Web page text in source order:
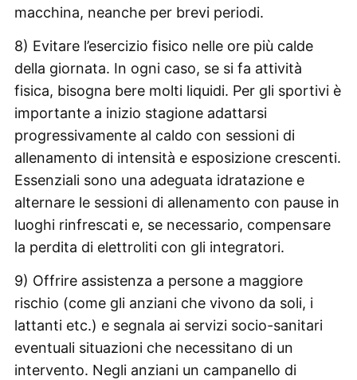
macchina, neanche per brevi periodi.
8) Evitare l’esercizio fisico nelle ore più calde
della giornata. In ogni caso, se si fa attività
fisica, bisogna bere molti liquidi. Per gli sportivi è
importante a inizio stagione adattarsi
progressivamente al caldo con sessioni di
allenamento di intensità e esposizione crescenti.
Essenziali sono una adeguata idratazione e
alternare le sessioni di allenamento con pause in
luoghi rinfrescati e, se necessario, compensare
la perdita di elettroliti con gli integratori.
9) Offrire assistenza a persone a maggiore
rischio (come gli anziani che vivono da soli, i
lattanti etc.) e segnala ai servizi socio-sanitari
eventuali situazioni che necessitano di un
intervento. Negli anziani un campanello di